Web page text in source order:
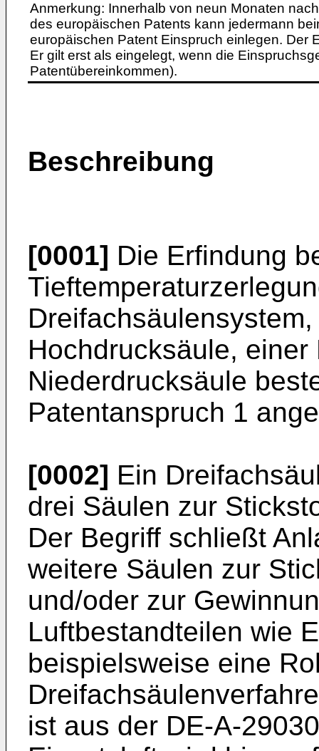
Anmerkung: Innerhalb von neun Monaten
des europäischen Patents kann jedermann
europäischen Patent Einspruch einlegen. Der
Er gilt erst als eingelegt, wenn die
Patentübereinkommen).
Beschreibung
[0001] Die Erfindung
Hochdrucksäule,
Niederdrucksäule
Patentanspruch 1
[0002] Ein
drei Säulen zur
Der Begriff schließt
weitere Säulen zur
und/oder zur
Luftbestandteilen wie
beispielsweise eine
ist aus der DE-A-